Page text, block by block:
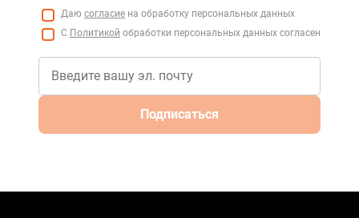
Даю согласие на обработку персональных данных
С Политикой обработки персональных данных согласен
Подписаться